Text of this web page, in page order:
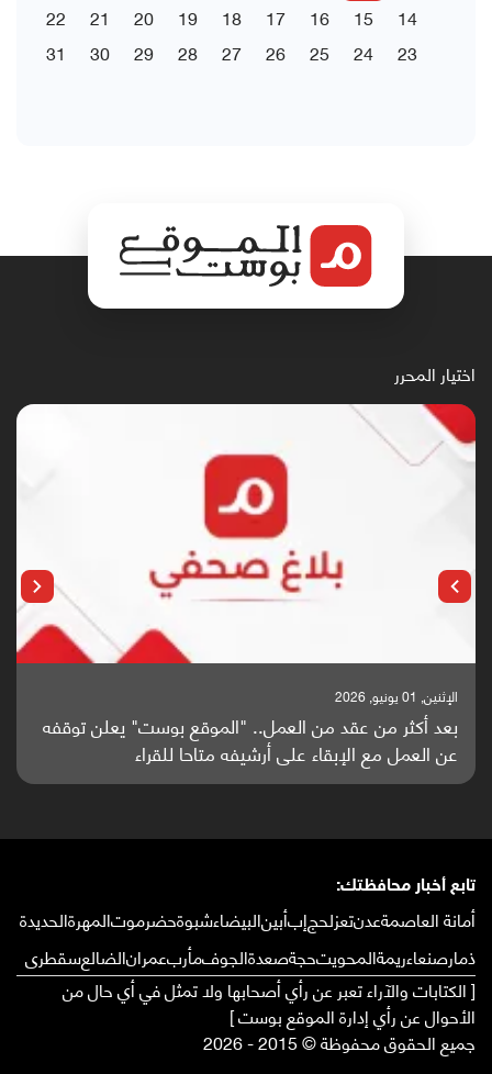
14
15
16
17
18
19
20
21
22
23
24
25
26
27
28
29
30
31
اختيار المحرر
الإثنين, 25 مايو, 2026
باحثون من اليمن يدخلون سباق أبحاث ألزهايمر بدراسة
واعدة منشورة عالميا (ترجمة)
تابع أخبار محافظتك:
أمانة العاصمةعدنتعزلحجإبأبينالبيضاءشبوةحضرموتالمهرةالحديدة
ذمارصنعاءريمةالمحويتحجةصعدةالجوفمأربعمرانالضالعسقطرى
[ الكتابات والآراء تعبر عن رأي أصحابها ولا تمثل في أي حال من
الأحوال عن رأي إدارة الموقع بوست ]
جميع الحقوق محفوظة © 2015 - 2026